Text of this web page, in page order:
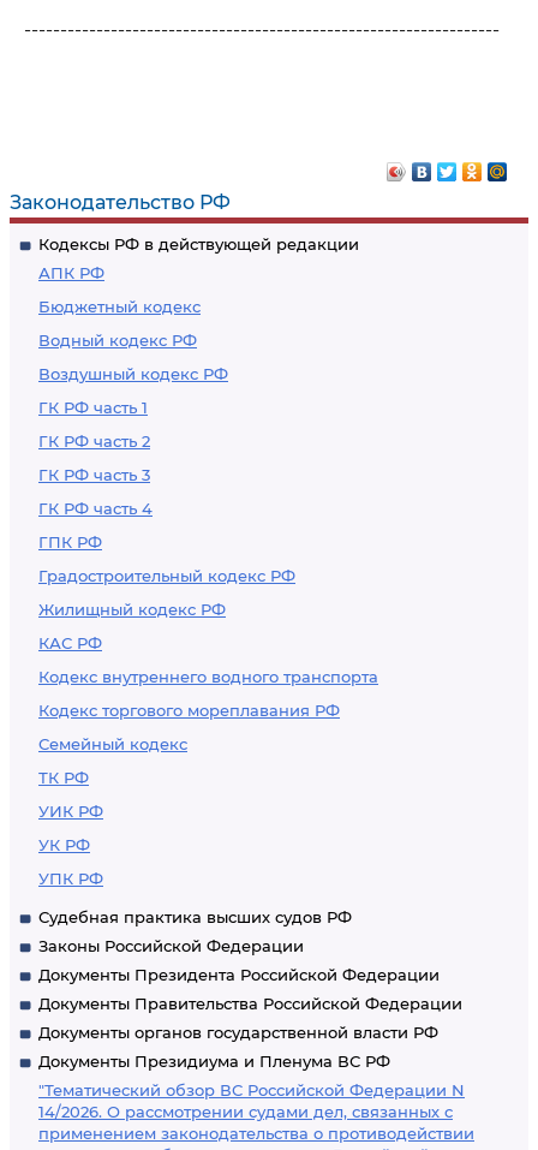
Законодательство РФ
Кодексы РФ в действующей редакции
АПК РФ
Бюджетный кодекс
Водный кодекс РФ
Воздушный кодекс РФ
ГК РФ часть 1
ГК РФ часть 2
ГК РФ часть 3
ГК РФ часть 4
ГПК РФ
Градостроительный кодекс РФ
Жилищный кодекс РФ
КАС РФ
Кодекс внутреннего водного транспорта
Кодекс торгового мореплавания РФ
Семейный кодекс
ТК РФ
УИК РФ
УК РФ
УПК РФ
Судебная практика высших судов РФ
Законы Российской Федерации
Документы Президента Российской Федерации
Документы Правительства Российской Федерации
Документы органов государственной власти РФ
Документы Президиума и Пленума ВС РФ
"Тематический обзор ВС Российской Федерации N
14/2026. О рассмотрении судами дел, связанных с
применением законодательства о противодействии
------------------------------------------------------------------